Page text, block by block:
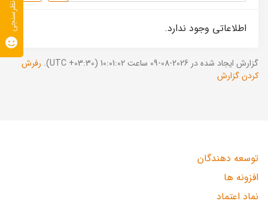
اطلاعاتی وجود ندارد.
گزارش ایجاد شده در 2026-08-09 ساعت 10:01:02 (UTC +03:30).
رفرش
کردن گزارش
توسعه دهندگان
افزونه ها
نماد اعتماد
نظرسنجی